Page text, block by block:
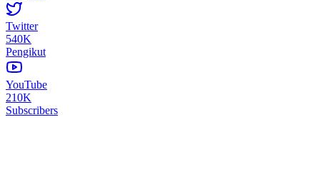
Twitter
540K
Pengikut
YouTube
210K
Subscribers